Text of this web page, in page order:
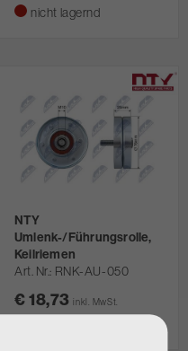
nicht lagernd
NTY
Umlenk-/Führungsrolle,
Keilriemen
Art. Nr. RNK-AU-050
€ 18,73inkl. MwSt.